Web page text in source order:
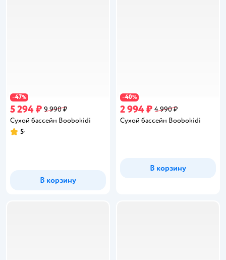
−47%
5 294 ₽ 9 990 ₽
Сухой бассейн Boobokidi
Рейтинг:
5
В корзину
−40%
2 994 ₽ 4 990 ₽
Сухой бассейн Boobokidi
В корзину